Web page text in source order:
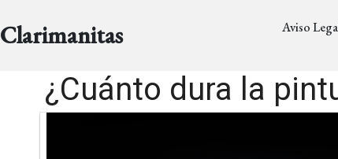
Clarimanitas Aviso
¿Cuánto dura la